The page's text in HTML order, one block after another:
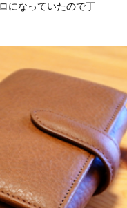
になっていたので丁